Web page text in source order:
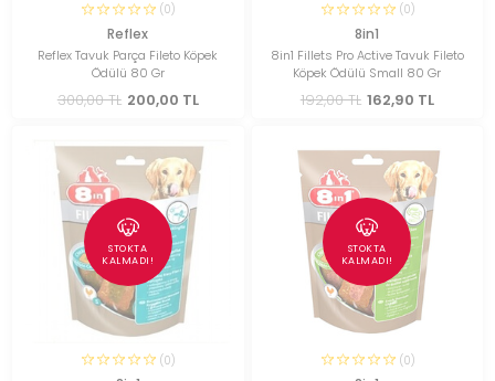
(0)
Reflex
Reflex Tavuk Parça Fileto Köpek
Ödülü 80 Gr
300,00 TL 200,00 TL
(0)
8in1
8in1 Fillets Pro Active Tavuk Fileto
Köpek Ödülü Small 80 Gr
192,00 TL 162,90 TL
STOKTA
KALMADI!
(0)
STOKTA
KALMADI!
(0)